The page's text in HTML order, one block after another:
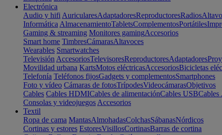
Electrónica
Audio y hifi AuricularesAdaptadoresReproductoresRadios
Informática AlmacenamientoTabletsComplementosPortátiles
Gaming & streaming Monitores gamingAccesorios
Smart home TimbresCámarasAltavoces
Wearables Smartwatches
Televisión AccesoriosTelevisoresReproductoresAdaptadores
Movilidad urbana KartsMotos eléctricasAccesoriosBicicletas
Telefonía Teléfonos fijosGadgets y complementosSmartphones
Foto y vídeo Cámaras de fotosTrípodesVideocámarasObjetivos
Cables Cables HDMICables de alimentaciónCables USBCables
Consolas y videojuegos Accesorios
Textil
Ropa de cama MantasAlmohadasColchasSábanasNórdicos
Cortinas y estores EstoresVisillosCortinasBarras de cortina